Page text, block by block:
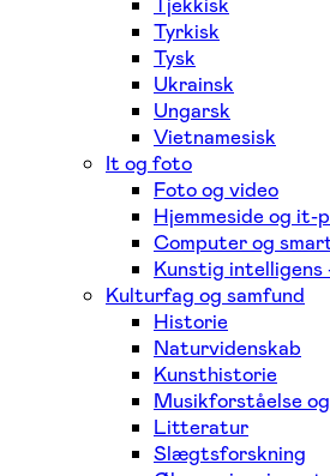
Tyrkisk
Tysk
Ukrainsk
Ungarsk
Vietnamesisk
It og foto
Foto og video
Hjemmeside og it-
Computer og
Kunstig intelligens
Kulturfag og samfund
Historie
Naturvidenskab
Kunsthistorie
Musikforståelse
Litteratur
Slægtsforskning